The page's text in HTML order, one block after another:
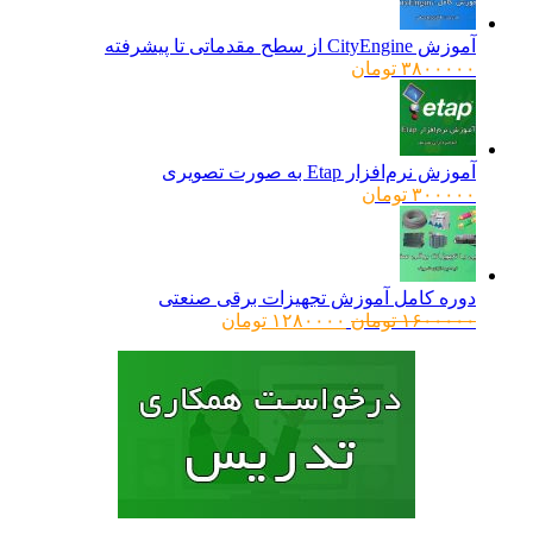
آموزش CityEngine از سطح مقدماتی تا پیشرفته
۳۸۰۰۰۰۰ تومان
آموزش نرم‌افزار Etap به صورت تصویری
۳۰۰۰۰۰ تومان
دوره کامل آموزش تجهیزات برقی صنعتی
۱۶۰۰۰۰۰ تومانقیمت
بود.
۱۲۸۰۰۰۰ تومانقیمت